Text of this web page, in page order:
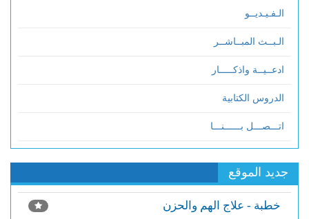
الـفـيـديــو
الـبــث المبــاشــر
ادعــيــة واذكـــــار
الدروس الكتابية
اتـــصـــل بــــــنـــا
جديد الموقع
خطبة - علاج الهم والحزن